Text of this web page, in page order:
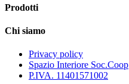
Prodotti
Chi siamo
Privacy policy
Spazio Interiore Soc.Coop
P.IVA. 11401571002